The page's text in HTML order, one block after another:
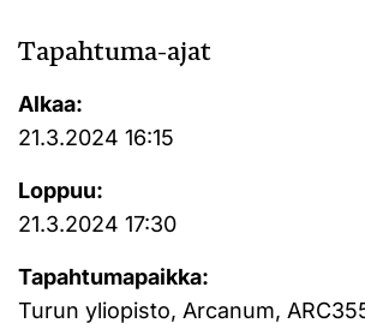
Tapahtuma-ajat
Alkaa:
21.3.2024 16:15
Loppuu:
21.3.2024 17:30
Tapahtumapaikka:
Turun yliopisto, Arcanum,